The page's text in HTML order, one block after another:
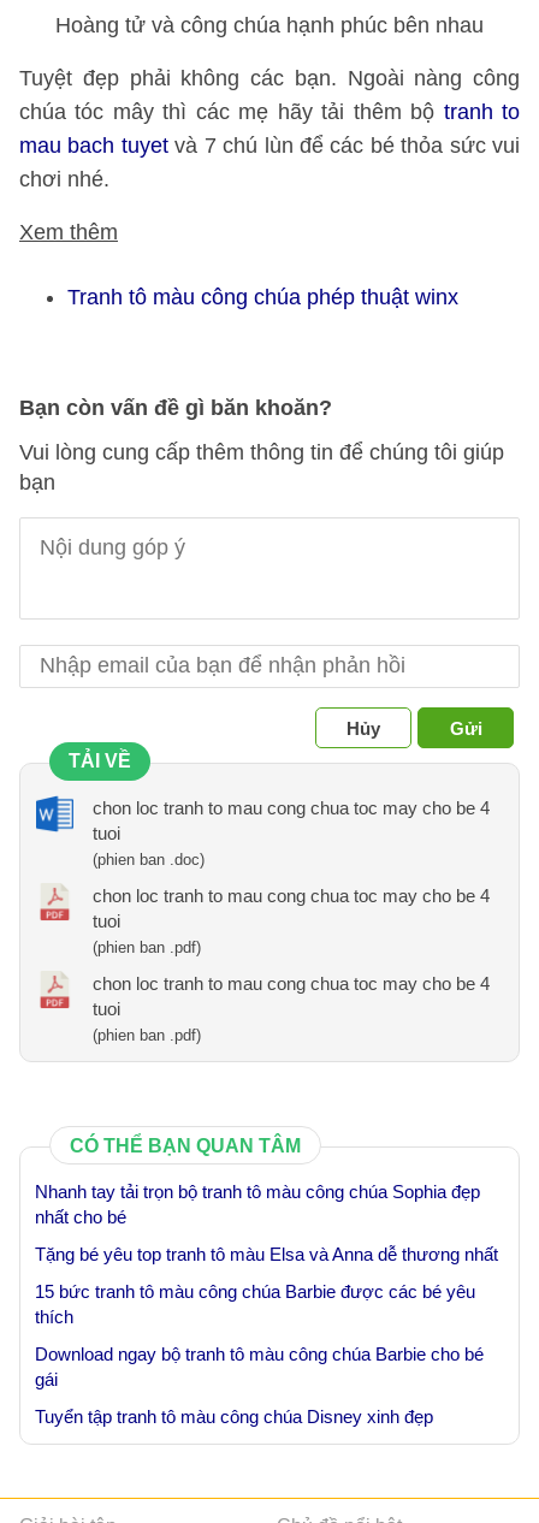
Hoàng tử và công chúa hạnh phúc bên nhau
Tuyệt đẹp phải không các bạn. Ngoài nàng công
chúa tóc mây thì các mẹ hãy tải thêm bộ tranh to
mau bach tuyetvà 7 chú lùn để các bé thỏa sức vui
chơi nhé.
Xem thêm
Tranh tô màu công chúa phép thuật winx
Bạn còn vấn đề gì băn khoăn?
Vui lòng cung cấp thêm thông tin để chúng tôi giúp
bạn
Hủy
Gửi
TẢI VỀ
chon loc tranh to mau cong chua toc may cho be 4
tuoi
(phien ban .doc)
chon loc tranh to mau cong chua toc may cho be 4
tuoi
(phien ban .pdf)
chon loc tranh to mau cong chua toc may cho be 4
tuoi
(phien ban .pdf)
CÓ THỂ BẠN QUAN TÂM
Nhanh tay tải trọn bộ tranh tô màu công chúa Sophia đẹp
nhất cho bé
Tặng bé yêu top tranh tô màu Elsa và Anna dễ thương nhất
15 bức tranh tô màu công chúa Barbie được các bé yêu
thích
Download ngay bộ tranh tô màu công chúa Barbie cho bé
gái
Tuyển tập tranh tô màu công chúa Disney xinh đẹp